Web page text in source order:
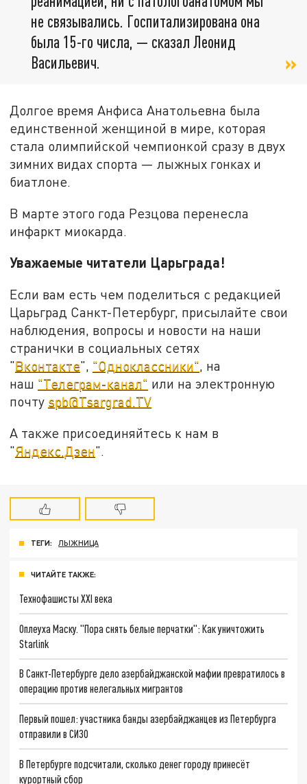
не связывались. Госпитализирована она
была 15-го числа, — сказал Леонид
Васильевич.
Долгое время Анфиса Анатольевна была
единственной женщиной в мире, которая
стала олимпийской чемпионкой сразу в двух
зимних видах спорта — лыжных гонках и
биатлоне.
В марте этого года Резцова перенесла
инфаркт миокарда.
Уважаемые читатели Царьграда!
Если вам есть чем поделиться с редакцией
Царьград Санкт-Петербург, присылайте свои
наблюдения, вопросы и новости на наши
странички в социальных сетях
"Вконтакте", "Одноклассники", на
наш "Телеграм-канал" или на электронную
почту spb@Tsargrad.TV
А также присоединяйтесь к нам в
"Яндекс.Дзен".
ТЕГИ: ЛЫЖНИЦА
ЧИТАЙТЕ ТАКЖЕ:
Технофашисты XXI века
Оплеуха Маску. "Пора снять белые перчатки": Как уничтожить
Starlink
В Санкт-Петербурге дело азербайджанской мафии превратилось в
операцию против нелегальных мигрантов
Первый пошел: участника банды азербайджанцев из Петербурга
отправили в СИЗО
В Петербурге подсчитали, сколько денег городу принесёт
курортный сбор